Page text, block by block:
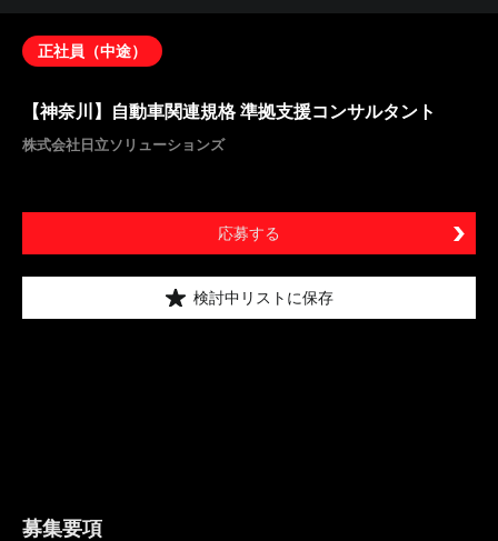
正社員（中途）
【神奈川】自動車関連規格 準拠支援コンサルタント
株式会社日立ソリューションズ
応募する
検討中リストに保存
募集要項